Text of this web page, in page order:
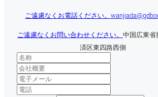
ご遠慮なくお電話ください。
ご遠慮なくお問い合わせください。 中国広東
済区東四路西側